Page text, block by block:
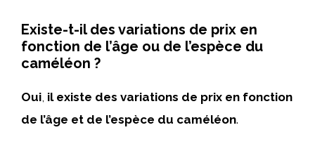
Existe-t-il des variations de prix en
fonction de l’âge ou de l’espèce du
caméléon ?
Oui, il existe des variations de prix en fonction
de l’âge et de l’espèce du caméléon.